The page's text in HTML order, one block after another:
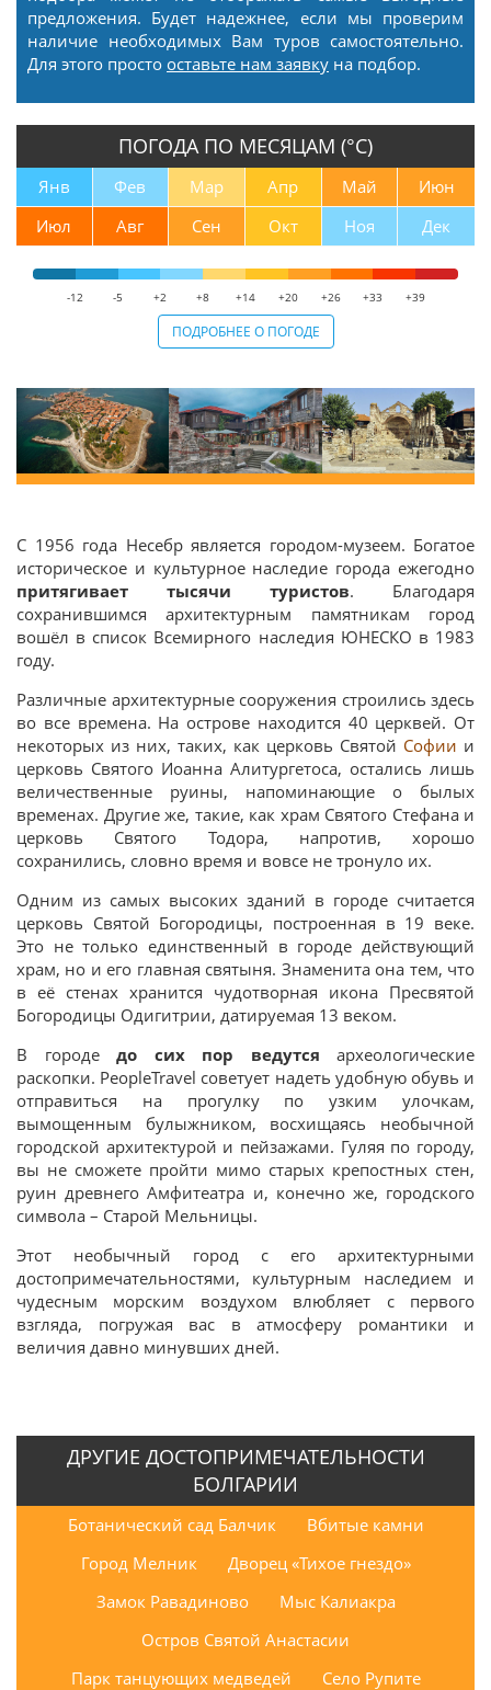
предложения. Будет надежнее, если мы проверим
наличие необходимых Вам туров самостоятельно.
Для этого просто оставьте нам заявку на подбор.
ПОГОДА ПО МЕСЯЦАМ (°С)
Янв Фев Мар Апр Май
Июн
Июл
Авг Сен Окт Ноя Дек
-12 -5 +2 +8 +14 +20 +26 +33 +39
ПОДРОБНЕЕ О ПОГОДЕ
С 1956 года Несебр является городом-музеем. Богатое
историческое и культурное наследие города ежегодно
притягивает тысячи туристов. Благодаря
сохранившимся архитектурным памятникам город
вошёл в список Всемирного наследия ЮНЕСКО в 1983
году.
Различные архитектурные сооружения строились здесь
во все времена. На острове находится 40 церквей. От
некоторых из них, таких, как церковь Святой Софии и
церковь Святого Иоанна Алитургетоса, остались лишь
величественные руины, напоминающие о былых
временах. Другие же, такие, как храм Святого Стефана и
церковь Святого Тодора, напротив, хорошо
сохранились, словно время и вовсе не тронуло их.
Одним из самых высоких зданий в городе считается
церковь Святой Богородицы, построенная в 19 веке.
Это не только единственный в городе действующий
храм, но и его главная святыня. Знаменита она тем, что
в её стенах хранится чудотворная икона Пресвятой
Богородицы Одигитрии, датируемая 13 веком.
В городе до сих пор ведутся археологические
раскопки. PeopleTravel советует надеть удобную обувь и
отправиться на прогулку по узким улочкам,
вымощенным булыжником, восхищаясь необычной
городской архитектурой и пейзажами. Гуляя по городу,
вы не сможете пройти мимо старых крепостных стен,
руин древнего Амфитеатра и, конечно же, городского
символа – Старой Мельницы.
Этот необычный город с его архитектурными
достопримечательностями, культурным наследием и
чудесным морским воздухом влюбляет с первого
взгляда, погружая вас в атмосферу романтики и
величия давно минувших дней.
ДРУГИЕ ДОСТОПРИМЕЧАТЕЛЬНОСТИ
БОЛГАРИИ
Ботанический сад Балчик
Вбитые камни
Город Мелник
Дворец «Тихое гнездо»
Замок Равадиново
Мыс Калиакра
Остров Святой Анастасии
Парк танцующих медведей
Село Рупите